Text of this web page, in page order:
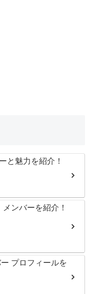
と魅力を紹介！
ンバーを紹介！
プロフィールを